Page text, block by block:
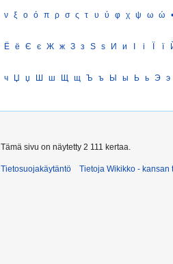
ν ξ ο ό π ρ σ ς τ υ ύ φ χ ψ ω ώ •
Ё ё Є є Ж ж З з Ѕ ѕ И и І і Ї ї
ч Џ џ Ш ш Щ щ Ъ ъ Ы ы Ь ь Э э
Tämä sivu on näytetty 2 111 kertaa.
Tietosuojakäytäntö Tietoja Wikikko - kansan